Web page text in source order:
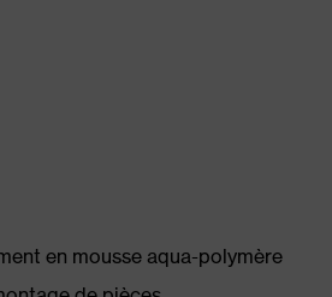
en mousse aqua-polymère